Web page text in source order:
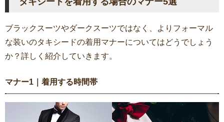
ブラックスーツやダークスーツではなく、よりフォーマル
な装いのタキシードの着用マナーについてはどうでしょう
か？詳しく紹介していきます。
マナー1｜着用する時間帯